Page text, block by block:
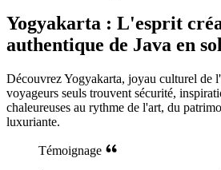
Yogyakarta : L'esprit
authentique de Java en
Découvrez Yogyakarta, joyau culturel de
voyageurs seuls trouvent sécurité,
chaleureuses au rythme de l'art, du
luxuriante.
Témoignage